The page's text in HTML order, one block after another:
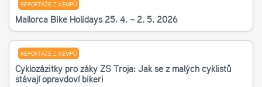
REPORTÁŽE Z KEMPŮ
Mallorca Bike Holidays 25. 4. – 2. 5. 2026
REPORTÁŽE Z KEMPŮ
Cyklozážitky pro žáky ZŠ Troja: Jak se z malých cyklistů
stávají opravdoví bikeři